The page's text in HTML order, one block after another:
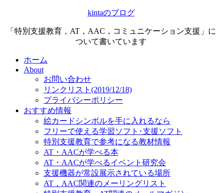
kintaのブログ
「特別支援教育，AT，AAC，コミュニケーション支援」に
ついて書いています
ホーム
About
お問い合わせ
リンクリスト(2019/12/18)
プライバシーポリシー
おすすめ情報
絵カードシンボルを手に入れるなら
フリーで使える学習ソフト･支援ソフト
特別支援教育で参考になる教材情報
AT・AACが学べる本
AT・AACが学べるイベント研究会
支援機器が常設展示されている場所
AT，AAC関連のメーリングリスト